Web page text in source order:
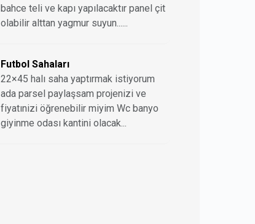
bahce teli ve kapı yapılacaktır panel çit
olabilir alttan yagmur suyun......
Futbol Sahaları
22×45 halı saha yaptırmak istiyorum
ada parsel paylaşsam projenizi ve
fiyatınizi öğrenebilir miyim Wc banyo
giyinme odası kantini olacak...